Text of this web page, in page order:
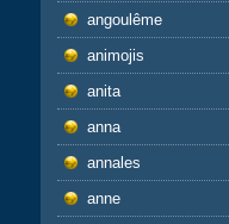
angoulême
animojis
anita
anna
annales
anne